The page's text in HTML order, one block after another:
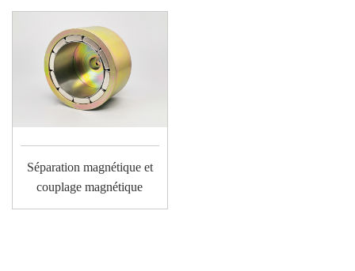
Séparation magnétique et
couplage magnétique